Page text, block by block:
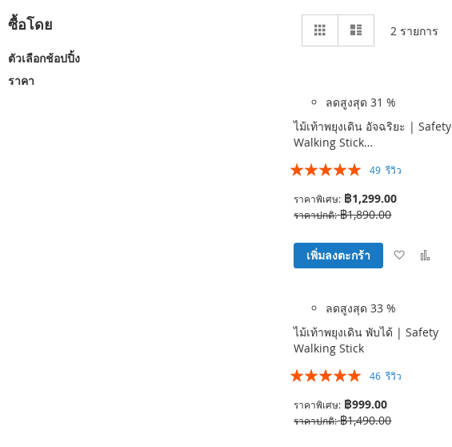
ใน
ตาราง รายการ
2 รายการ
ลดสูงสุด 31 %
ไม้เท้าพยุงเดิน อัจฉริยะ | Safety
Walking Stick…
อันดับ:
49รีวิว
ราคาพิเศษ ฿1,299.00
ราคาปกติ ฿1,890.00
เพิ่มลงตะกร้า
เพิ่ม
ชอบ
ลดสูงสุด 33 %
ไม้เท้าพยุงเดิน พับได้ | Safety
Walking Stick
อันดับ:
46รีวิว
ราคาพิเศษ ฿999.00
ราคาปกติ ฿1,490.00
ซื้อโดย
ตัวเลือกช้อปปิ้ง
ราคา